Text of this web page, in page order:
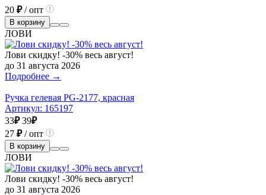
20 ₽/ опт
В корзину
ЛОВИ
Лови скидку! -30% весь август!
до 31 августа 2026
Подробнее →
Ручка гелевая PG-2177, красная
Артикул: 165197
33₽ 39₽
27 ₽/ опт
В корзину
ЛОВИ
Лови скидку! -30% весь август!
до 31 августа 2026